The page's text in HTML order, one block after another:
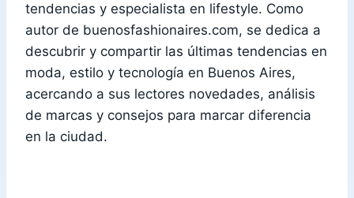
tendencias y especialista en lifestyle. Como
autor de buenosfashionaires.com, se dedica a
descubrir y compartir las últimas tendencias en
moda, estilo y tecnología en Buenos Aires,
acercando a sus lectores novedades, análisis
de marcas y consejos para marcar diferencia
en la ciudad.